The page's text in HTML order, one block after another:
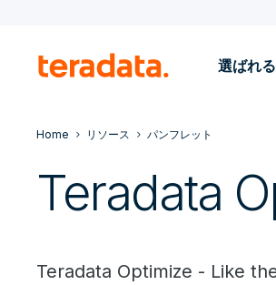
選ばれ
Home リソース パンフレット
Teradata
Teradata Optimize - Like